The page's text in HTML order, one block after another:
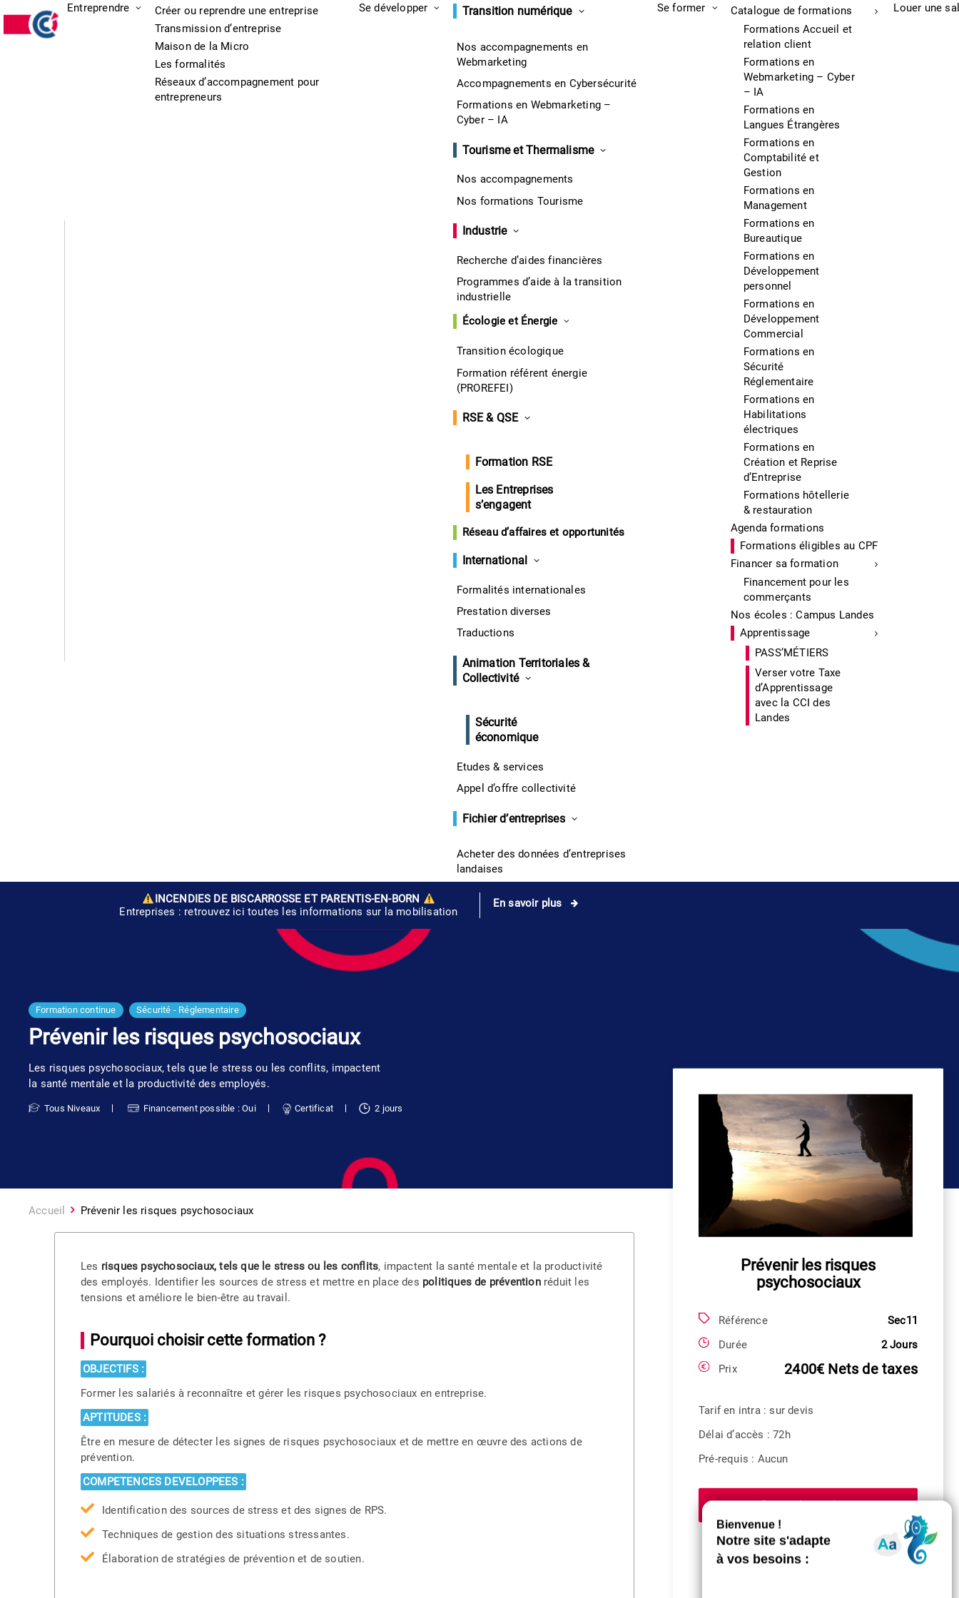
Entreprendre
Créer ou reprendre une entreprise
Transmission d’entreprise
Maison de la Micro
Les formalités
Réseaux d’accompagnement pour
entrepreneurs
Se développer Transition numérique
Nos accompagnements en
Webmarketing
Accompagnements en Cybersécurité
Formations en Webmarketing –
Cyber – IA
Tourisme et Thermalisme
Nos accompagnements
Nos formations Tourisme
Industrie
Recherche d’aides financières
Programmes d’aide à la transition
industrielle
Écologie et Énergie
Transition écologique
Formation référent énergie
(PROREFEI)
RSE & QSE
Formation RSE
Les Entreprises
s’engagent
Réseau d’affaires et opportunités
International
Formalités internationales
Prestation diverses
Traductions
Animation Territoriales &
Collectivité
Sécurité
économique
Etudes & services
Appel d’offre collectivité
Fichier d’entreprises
Acheter des données d’entreprises
landaises
Se former
Catalogue de formations
Formations Accueil et
relation client
Formations en
Webmarketing – Cyber
– IA
Formations en
Langues Étrangères
Formations en
Comptabilité et
Gestion
Formations en
Management
Formations en
Bureautique
Formations en
Développement
personnel
Formations en
Développement
Commercial
Formations en
Sécurité
Réglementaire
Formations en
Habilitations
électriques
Formations en
Création et Reprise
d’Entreprise
Formations hôtellerie
& restauration
Agenda formations
Formations éligibles au CPF
Financer sa formation
Financement pour les
commerçants
Nos écoles : Campus Landes
Apprentissage
PASS’MÉTIERS
Verser votre Taxe
d’Apprentissage
avec la CCI des
Landes
Louer une
INCENDIES DE BISCARROSSE ET PARENTIS-EN-BORN
Entreprises : retrouvez ici toutes les informations sur la mobilisation
En savoir plus
Formation continue Sécurité - Réglementaire
Prévenir les risques psychosociaux
Les risques psychosociaux, tels que le stress ou les conflits, impactent
la santé mentale et la productivité des employés.
Tous Niveaux Financement possible : Oui Certificat 2 jours
Accueil Prévenir les risques psychosociaux
Les risques psychosociaux, tels que le stress ou les conflits, impactent la santé mentale et la productivité
des employés. Identifier les sources de stress et mettre en place des politiques de préventionréduit les
tensions et améliore le bien-être au travail.
Pourquoi choisir cette formation ?
OBJECTIFS :
Former les salariés à reconnaître et gérer les risques psychosociaux en entreprise.
APTITUDES :
Être en mesure de détecter les signes de risques psychosociaux et de mettre en œuvre des actions de
prévention.
COMPETENCES DEVELOPPEES :
Identification des sources de stress et des signes de RPS.
Techniques de gestion des situations stressantes.
Élaboration de stratégies de prévention et de soutien.
Prévenir les risques
psychosociaux
Référence
Sec11
Durée
2 Jours
Prix
2400€ Nets de taxes
Tarif en intra : sur devis
Délai d’accès : 72h
Pré-requis : Aucun
Demander un devis
Partagez cette formation